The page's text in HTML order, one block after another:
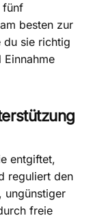
fünf
besten zur
du sie richtig
entgiftet,
reguliert den
, ungünstiger
freie